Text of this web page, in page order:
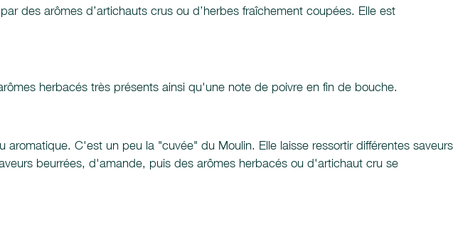
des arômes d’artichauts crus ou d’herbes fraîchement coupées. Elle est
herbacés très présents ainsi qu'une note de poivre en fin de bouche.
C'est un peu la "cuvée" du Moulin. Elle laisse ressortir différentes saveurs
beurrées, d'amande, puis des arômes herbacés ou d'artichaut cru se